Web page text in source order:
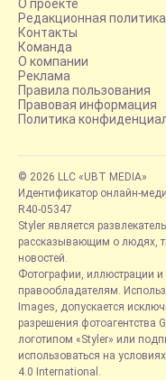
О проекте
Редакционная
Контакты
Команда
О компании
Реклама
Правила пользования
Правовая информация
Политика
© 2026 LLC «UBT MEDIA»
Идентификатор онлайн-
R40-05347
Styler является
рассказывающим о людях,
новостей.
Фотографии, иллюстрации
правообладателям.
Images, допускается
разрешения фотоагентства
логотипом «Styler» или
использоваться на
4.0 International.